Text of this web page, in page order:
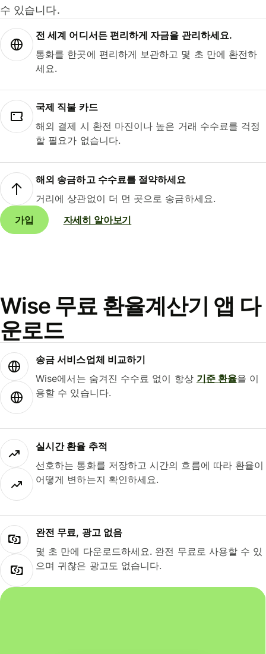
수 있습니다.
전 세계 어디서든 편리하게 자금을 관리하세요.
통화를 한곳에 편리하게 보관하고 몇 초 만에 환전하
세요.
국제 직불 카드
해외 결제 시 환전 마진이나 높은 거래 수수료를 걱정
할 필요가 없습니다.
해외 송금하고 수수료를 절약하세요
거리에 상관없이 더 먼 곳으로 송금하세요.
가입
자세히 알아보기
Wise 무료 환율계산기 앱 다
운로드
송금 서비스업체 비교하기
Wise에서는 숨겨진 수수료 없이 항상 기준 환율을 이
용할 수 있습니다.
실시간 환율 추적
선호하는 통화를 저장하고 시간의 흐름에 따라 환율이
어떻게 변하는지 확인하세요.
완전 무료, 광고 없음
몇 초 만에 다운로드하세요. 완전 무료로 사용할 수 있
으며 귀찮은 광고도 없습니다.